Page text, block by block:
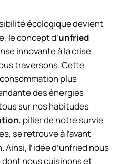
écologique devient
le concept d’unfried
innovante à la crise
traversons. Cette
plus
des énergies
sur nos habitudes
, pilier de notre survie
se retrouve à l’avant-
l’idée d’unfried nous
dont nous cuisinons et